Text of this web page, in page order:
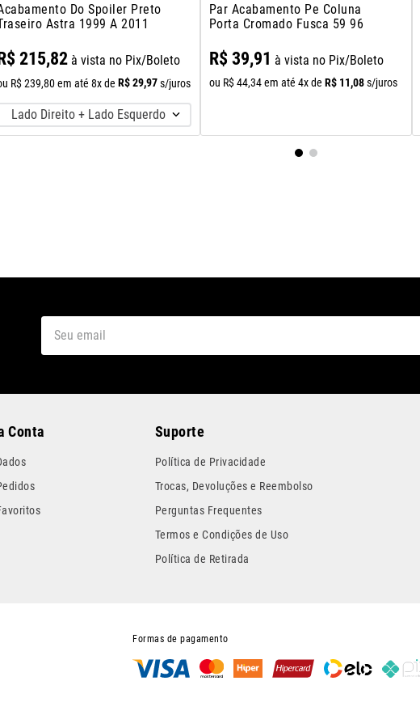
Do Spoiler Preto
Astra 1999 A 2011
R$ 215,82 à vista no Pix/Boleto
R$239,80em até 8x de R$29,97s/juros
Lado Direito + Lado Esquerdo
Par Acabamento Pe Coluna
Porta Cromado Fusca 59 96
R$ 39,91 à vista no Pix/Boleto
ou R$ 44,34 em até 4x de R$ 11,08 s/juros
Conta Suporte
Política de Privacidade
Trocas, Devoluções e Reembolso
Perguntas Frequentes
Termos e Condições de Uso
Política de Retirada
Formas de pagamento